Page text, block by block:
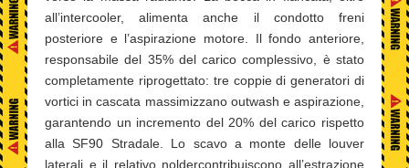
all’intercooler, alimenta anche il condotto freni
posteriore e l’aspirazione motore. Il fondo anteriore,
responsabile del 35% del carico complessivo, è stato
completamente riprogettato: tre coppie di generatori di
vortici in cascata massimizzano outwash e aspirazione,
garantendo un incremento del 20% del carico rispetto
alla SF90 Stradale. Lo scavo a monte delle louver
laterali e il relativo noldercontribuiscono all’estrazione